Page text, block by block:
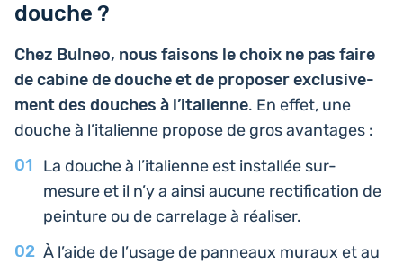
douche ?
Chez Bulneo, nous faisons le choix ne pas faire
de cabine de douche et de pro­po­ser exclu­si­ve­
ment des douches à l’i­ta­lienne. En effet, une
douche à l’i­ta­lienne propose de gros avantages :
La douche à l’i­ta­lienne est ins­tal­lée sur-
mesure et il n’y a ainsi aucune rec­ti­fi­ca­tion de
pein­ture ou de car­re­lage à réaliser.
À l’aide de l’usage de pan­neaux muraux et au